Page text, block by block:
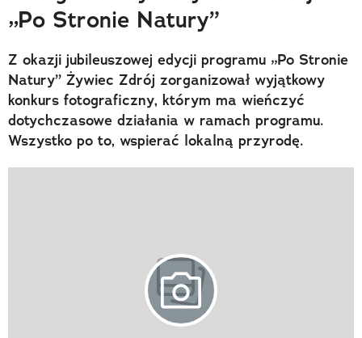
„Po Stronie Natury”
Z okazji jubileuszowej edycji programu „Po Stronie
Natury” Żywiec Zdrój zorganizował wyjątkowy
konkurs fotograficzny, którym ma wieńczyć
dotychczasowe działania w ramach programu.
Wszystko po to, wspierać lokalną przyrodę.